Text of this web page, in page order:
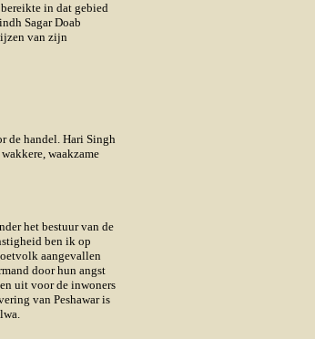
in dat gebied
Sagar Doab
van zijn
de handel. Hari Singh
waakzame
het bestuur van de
ben ik op
aangevallen
door hun angst
uit voor de inwoners
van Peshawar is